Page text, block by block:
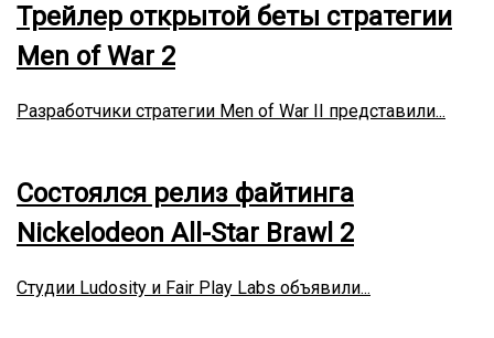
Трейлер открытой беты стратегии
Men of War 2
Разработчики стратегии Men of War II представили...
Состоялся релиз файтинга
Nickelodeon All-Star Brawl 2
Студии Ludosity и Fair Play Labs объявили...